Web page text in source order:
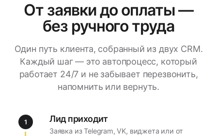
От заявки до оплаты —
без ручного труда
Один путь клиента, собранный из двух CRM.
Каждый шаг — это автопроцесс, который
работает 24/7 и не забывает перезвонить,
напомнить или вернуть.
1 Лид приходит
Заявка из Telegram, VK, виджета или от